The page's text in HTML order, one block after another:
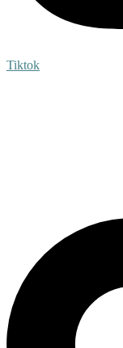
Tiktok